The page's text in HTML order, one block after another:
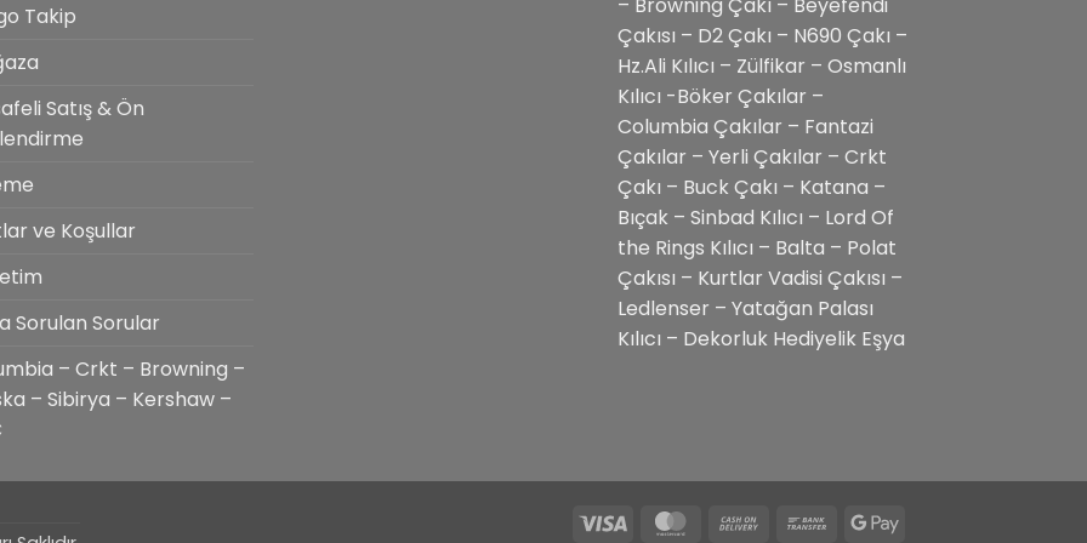
Takip
Satış & Ön
ve Koşullar
Sorulan Sorular
– Crkt – Browning –
– Sibirya – Kershaw –
Çakısı – D2 Çakı – N690 Çakı –
Hz.Ali Kılıcı – Zülfikar – Osmanlı
Kılıcı -Böker Çakılar –
Columbia Çakılar – Fantazi
Çakılar – Yerli Çakılar – Crkt
Çakı – Buck Çakı – Katana –
Bıçak – Sinbad Kılıcı – Lord Of
the Rings Kılıcı – Balta – Polat
Çakısı – Kurtlar Vadisi Çakısı –
Ledlenser – Yatağan Palası
Kılıcı – Dekorluk Hediyelik Eşya
Visa MasterCard
Cash
Bank
Google